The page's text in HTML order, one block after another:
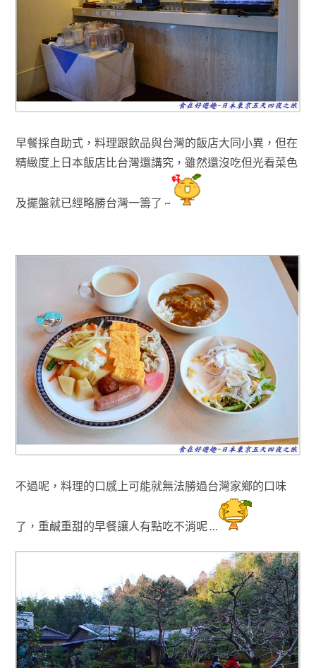
早餐採自助式，料理跟飲品與台灣的飯店大同小異，但在
精緻度上日本飯店 比台灣還講究，雖然還沒吃但光看菜色
及擺盤就已經略勝台灣一籌了 ~
不過呢，料理的口感上可能就無法勝過台灣家鄉的口味
了 ，重鹹重甜的早餐讓人有點吃不消呢 …